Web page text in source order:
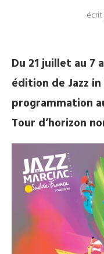
Du 21 juillet au 7
édition de Jazz
programmation
Tour d’horizon